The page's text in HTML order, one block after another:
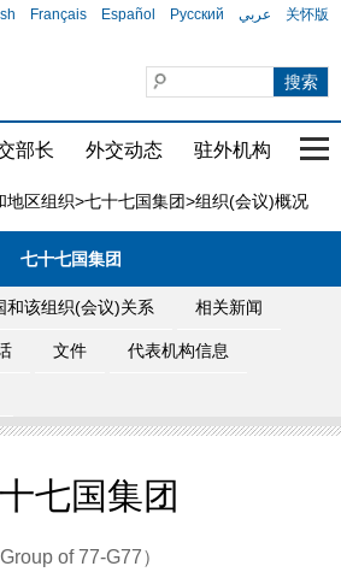
Français Español Русский عربي 关怀版
部长 外交动态 驻外机构 国
地区组织>七十七国集团>组织(会议)概况
七十七国集团
和该组织(会议)关系 相关新闻
文件 代表机构信息
七国集团
Group of 77-G77）